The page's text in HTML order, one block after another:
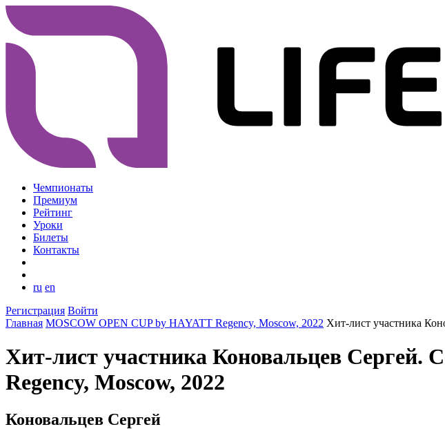
Чемпионаты
Премиум
Рейтинг
Уроки
Билеты
Контакты
ru en
Регистрация Войти
Главная MOSCOW OPEN CUP by HAYATT Regency, Moscow, 2022 Хит-лист участника
Хит-лист участника Коновальцев
Regency, Moscow, 2022
Коновальцев Сергей